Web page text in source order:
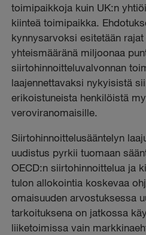
toimipaikkoja kuin UK:n
kiinteä toimipaikka.
kynnysarvoksi esitetään
yhteismääränä miljoonaa
siirtohinnoitteluvalvonnan
laajennettavaksi nykyisistä
erikoistuneista henkilöistä
veroviranomaisille.
Siirtohinnoittelusääntelyn
uudistus pyrkii tuomaan
OECD:n siirtohinnoittelua ja
tulon allokointia koskevaa
omaisuuden arvostuksessa
tarkoituksena on jatkossa
liiketoimissa vain